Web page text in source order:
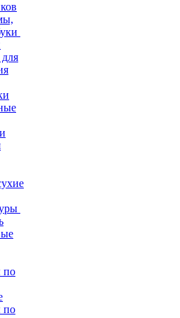
по
по